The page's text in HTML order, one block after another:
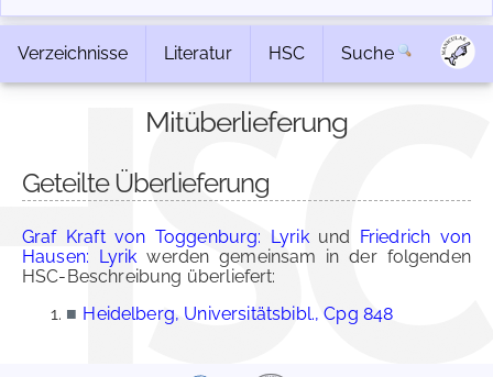
Verzeichnisse Literatur HSC Suche
Mitüberlieferung
Geteilte Überlieferung
Graf Kraft von Toggenburg: Lyrikund Friedrich von
Hausen: Lyrik werden gemeinsam in der folgenden
HSC-Beschreibung überliefert:
■ Heidelberg, Universitätsbibl., Cpg 848